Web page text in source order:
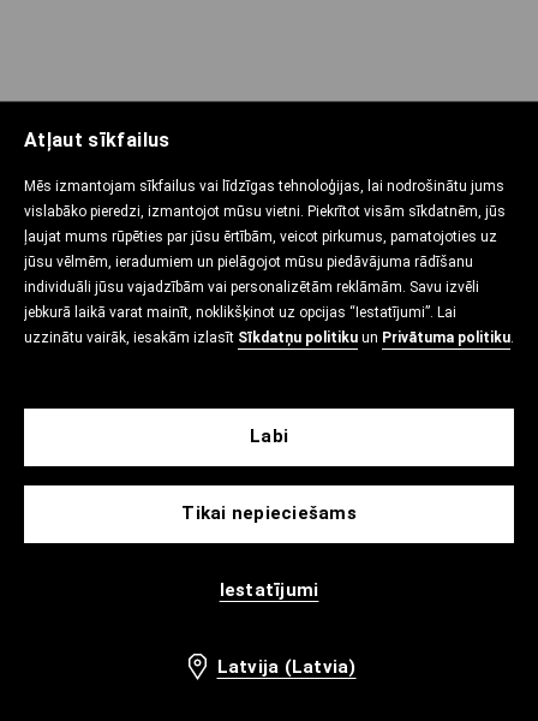
Atļaut sīkfailus
Mēs izmantojam sīkfailus vai līdzīgas tehnoloģijas, lai nodrošinātu jums
vislabāko pieredzi, izmantojot mūsu vietni. Piekrītot visām sīkdatnēm, jūs
ļaujat mums rūpēties par jūsu ērtībām, veicot pirkumus, pamatojoties uz
jūsu vēlmēm, ieradumiem un pielāgojot mūsu piedāvājuma rādīšanu
individuāli jūsu vajadzībām vai personalizētām reklāmām. Savu izvēli
jebkurā laikā varat mainīt, noklikšķinot uz opcijas “Iestatījumi”. Lai
uzzinātu vairāk, iesakām izlasīt Sīkdatņu politiku un Privātuma politiku.
Tikai nepieciešams
Iestatījumi
Labi
Latvija (Latvia)